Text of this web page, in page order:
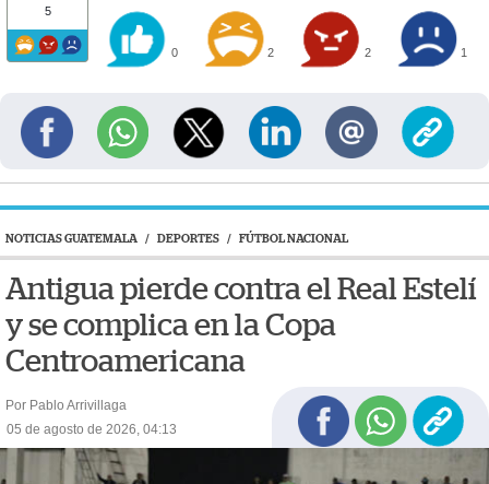
5
0 2 2 1
NOTICIAS GUATEMALA / DEPORTES / FÚTBOL NACIONAL
Antigua pierde contra el Real Estelí
y se complica en la Copa
Centroamericana
Por Pablo Arrivillaga
05 de agosto de 2026, 04:13